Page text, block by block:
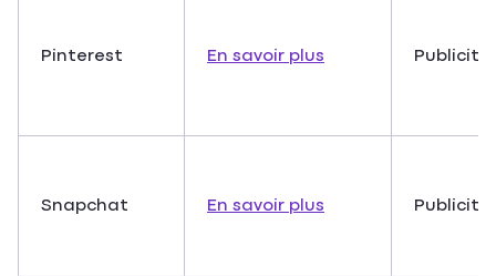
Pinterest En savoir plus Publicité
Snapchat En savoir plus Publicité